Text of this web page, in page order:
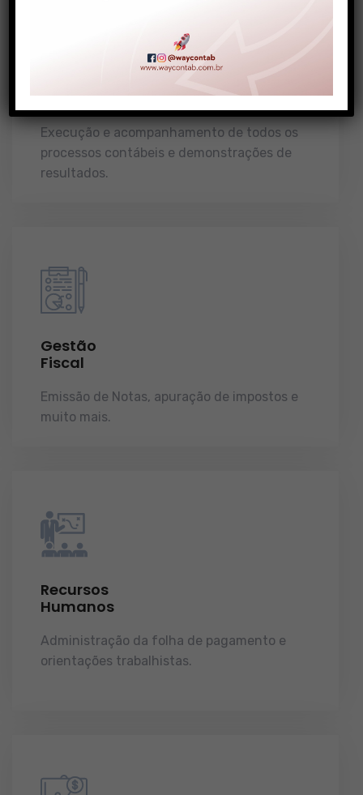
Contábil
Execução e acompanhamento de todos os
processos contábeis e demonstrações de
resultados.
Gestão
Fiscal
Emissão de Notas, apuração de impostos e
muito mais.
Recursos
Humanos
Administração da folha de pagamento e
orientações trabalhistas.